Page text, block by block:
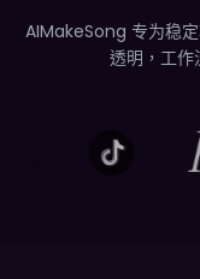
AIMakeSong 专为稳
透明，工作